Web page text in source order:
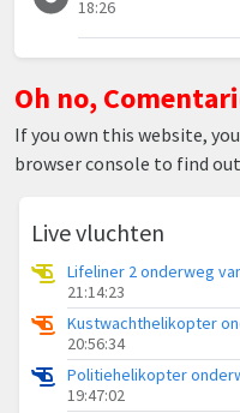
18:26
Oh no,
If you own this website,
browser console to find
Live vluchten
Lifeliner 2 onderweg
21:14:23
20:56:34
19:47:02